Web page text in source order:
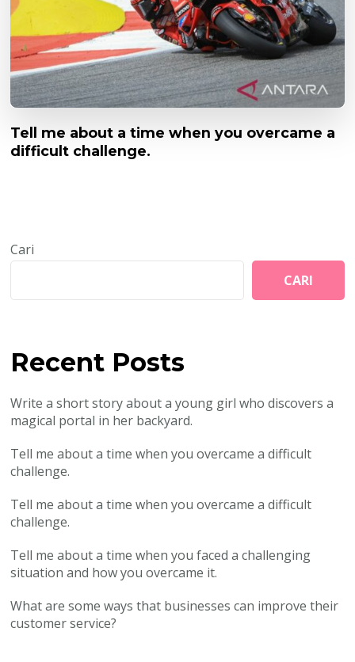
Tell me about a time when you overcame a
difficult challenge.
Cari
CARI
Recent Posts
Write a short story about a young girl who discovers a
magical portal in her backyard.
Tell me about a time when you overcame a difficult
challenge.
Tell me about a time when you overcame a difficult
challenge.
Tell me about a time when you faced a challenging
situation and how you overcame it.
What are some ways that businesses can improve their
customer service?